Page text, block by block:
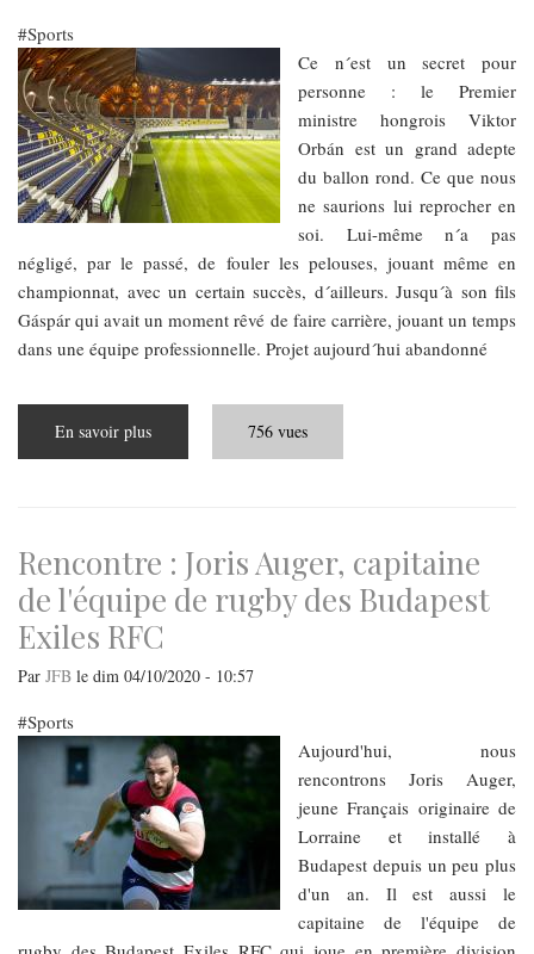
Sports
Ce n´est un secret pour
personne : le Premier
ministre hongrois Viktor
Orbán est un grand adepte
du ballon rond. Ce que nous
ne saurions lui reprocher en
soi. Lui-même n´a pas
négligé, par le passé, de fouler les pelouses, jouant même en
championnat, avec un certain succès, d´ailleurs. Jusqu´à son fils
Gáspár qui avait un moment rêvé de faire carrière, jouant un temps
dans une équipe professionnelle. Projet aujourd´hui abandonné
En savoir plus
Hongrie,
756 vues
Rencontre : Joris Auger, capitaine
de l'équipe de rugby des Budapest
Exiles RFC
Par JFB le dim 04/10/2020 - 10:57
Sports
Aujourd'hui, nous
rencontrons Joris Auger,
jeune Français originaire de
Lorraine et installé à
Budapest depuis un peu plus
d'un an. Il est aussi le
capitaine de l'équipe de